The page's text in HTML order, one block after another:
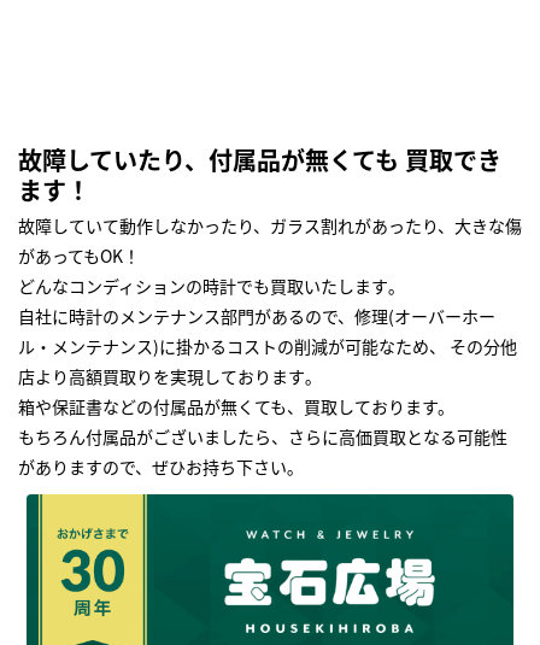
故障していたり、付属品が無くても 買取でき
ます！
故障していて動作しなかったり、ガラス割れがあったり、大きな傷
があってもOK！
どんなコンディションの時計でも買取いたします｡
自社に時計のメンテナンス部門があるので、修理(オーバーホー
ル・メンテナンス)に掛かるコストの削減が可能なため、 その分他
店より高額買取りを実現しております｡
箱や保証書などの付属品が無くても、買取しております。
もちろん付属品がございましたら、さらに高価買取となる可能性
がありますので、ぜひお持ち下さい｡